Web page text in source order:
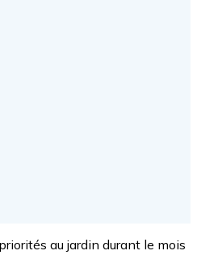
au jardin durant le mois